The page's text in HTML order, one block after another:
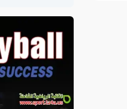
شعبية وإثارة